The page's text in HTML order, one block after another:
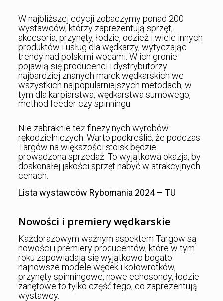
W najbliższej edycji zobaczymy ponad 200
wystawców, którzy zaprezentują sprzęt,
akcesoria, przynęty, łodzie, odzież i wiele innych
produktów i usług dla wędkarzy, wytyczając
trendy nad polskimi wodami. W ich gronie
pojawią się producenci i dystrybutorzy
najbardziej znanych marek wędkarskich we
wszystkich najpopularniejszych metodach, w
tym dla karpiarstwa, wędkarstwa sumowego,
method feeder czy spinningu.
Nie zabraknie też finezyjnych wyrobów
rękodzielniczych. Warto podkreślić, że podczas
Targów na większości stoisk będzie
prowadzona sprzedaż. To wyjątkowa okazja, by
doskonałej jakości sprzęt nabyć w atrakcyjnych
cenach.
Lista wystawców Rybomania 2024 – TU
Nowości i premiery wędkarskie
Każdorazowym ważnym aspektem Targów są
nowości i premiery producentów, które w tym
roku zapowiadają się wyjątkowo bogato:
najnowsze modele wędek i kołowrotków,
przynęty spinningowe, nowe echosondy, łodzie
zanętowe to tylko część tego, co zaprezentują
wystawcy.